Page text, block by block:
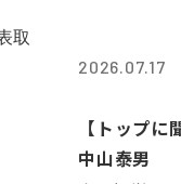
2026.07.17
【トップ
中山泰男